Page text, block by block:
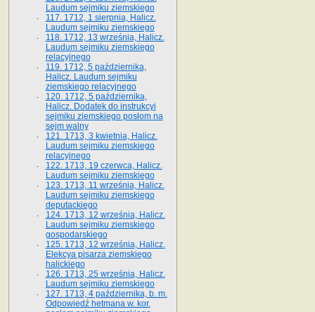
Laudum sejmiku ziemskiego
117. 1712, 1 sierpnia, Halicz.
Laudum sejmiku ziemskiego
118. 1712, 13 września, Halicz.
Laudum sejmiku ziemskiego
relacyjnego
119. 1712, 5 października,
Halicz. Laudum sejmiku
ziemskiego relacyjnego
120. 1712, 5 października,
Halicz. Dodatek do instrukcyi
sejmiku ziemskiego posłom na
sejm walny
121. 1713, 3 kwietnia, Halicz.
Laudum sejmiku ziemskiego
relacyjnego
122. 1713, 19 czerwca, Halicz.
Laudum sejmiku ziemskiego
123. 1713, 11 września, Halicz.
Laudum sejmiku ziemskiego
deputackiego
124. 1713, 12 września, Halicz.
Laudum sejmiku ziemskiego
gospodarskiego
125. 1713, 12 września, Halicz.
Elekcya pisarza ziemskiego
halickiego
126. 1713, 25 września, Halicz.
Laudum sejmiku ziemskiego
127. 1713, 4 października, b. m.
Odpowiedź hetmana w. kor.